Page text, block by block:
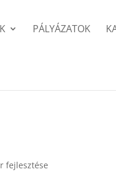
PÁLYÁZATOK
fejlesztése